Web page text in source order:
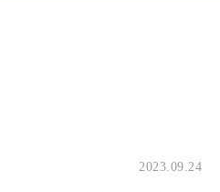
2023.09.24